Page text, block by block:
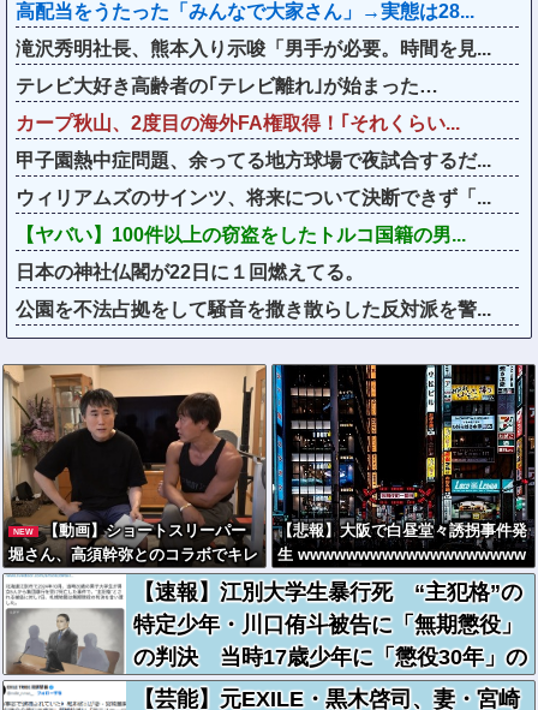
高配当をうたった「みんなで大家さん」→実態は28...
滝沢秀明社長、熊本入り示唆「男手が必要。時間を見...
テレビ大好き高齢者の｢テレビ離れ｣が始まった…
カープ秋山、2度目の海外FA権取得！｢それくらい...
甲子園熱中症問題、余ってる地方球場で夜試合するだ...
ウィリアムズのサインツ、将来について決断できず「...
【ヤバい】100件以上の窃盗をしたトルコ国籍の男...
日本の神社仏閣が22日に１回燃えてる。
公園を不法占拠をして騒音を撒き散らした反対派を警...
NEW
【動画】ショートスリーパー
堀さん、高須幹弥とのコラボでキレ
過ぎてる動画がヤバいｗｗｗｗｗ
【悲報】大阪で白昼堂々誘拐事件発
生 wwwwwwwwwwwwwwwwwww
wwwwwwwwwwwwwwwww
【速報】江別大学生暴行死 “主犯格”の
特定少年・川口侑斗被告に「無期懲役」
の判決 当時17歳少年に「懲役30年」の
判決
【芸能】元EXILE・黒木啓司、妻・宮崎